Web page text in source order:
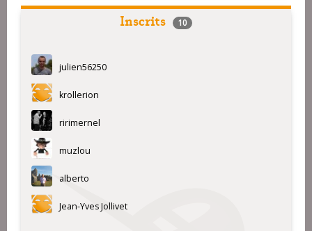
Inscrits 10
julien56250
krollerion
ririmernel
muzlou
alberto
Jean-Yves Jollivet